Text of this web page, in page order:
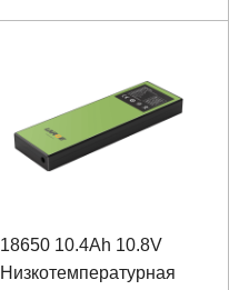
18650 10.4Ah 10.8V
Низкотемпературная